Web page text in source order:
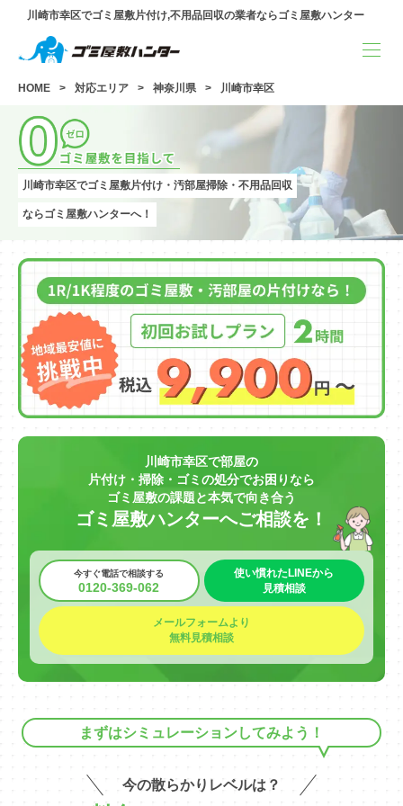
川崎市幸区でゴミ屋敷片付け,不用品回収の業者ならゴミ屋敷ハンター
HOME 対応エリア 神奈川県 川崎市幸区
川崎市幸区でゴミ屋敷片付け・汚部屋掃除・不用品回収
ならゴミ屋敷ハンターへ！
川崎市幸区で部屋の
片付け・掃除・ゴミの処分でお困りなら
ゴミ屋敷の課題と本気で向き合う
ゴミ屋敷ハンターへご相談を！
今すぐ電話で相談する
0120-369-062
使い慣れたLINEから
見積相談
メールフォームより
無料見積相談
まずはシミュレーションしてみよう！
今の散らかりレベルは？